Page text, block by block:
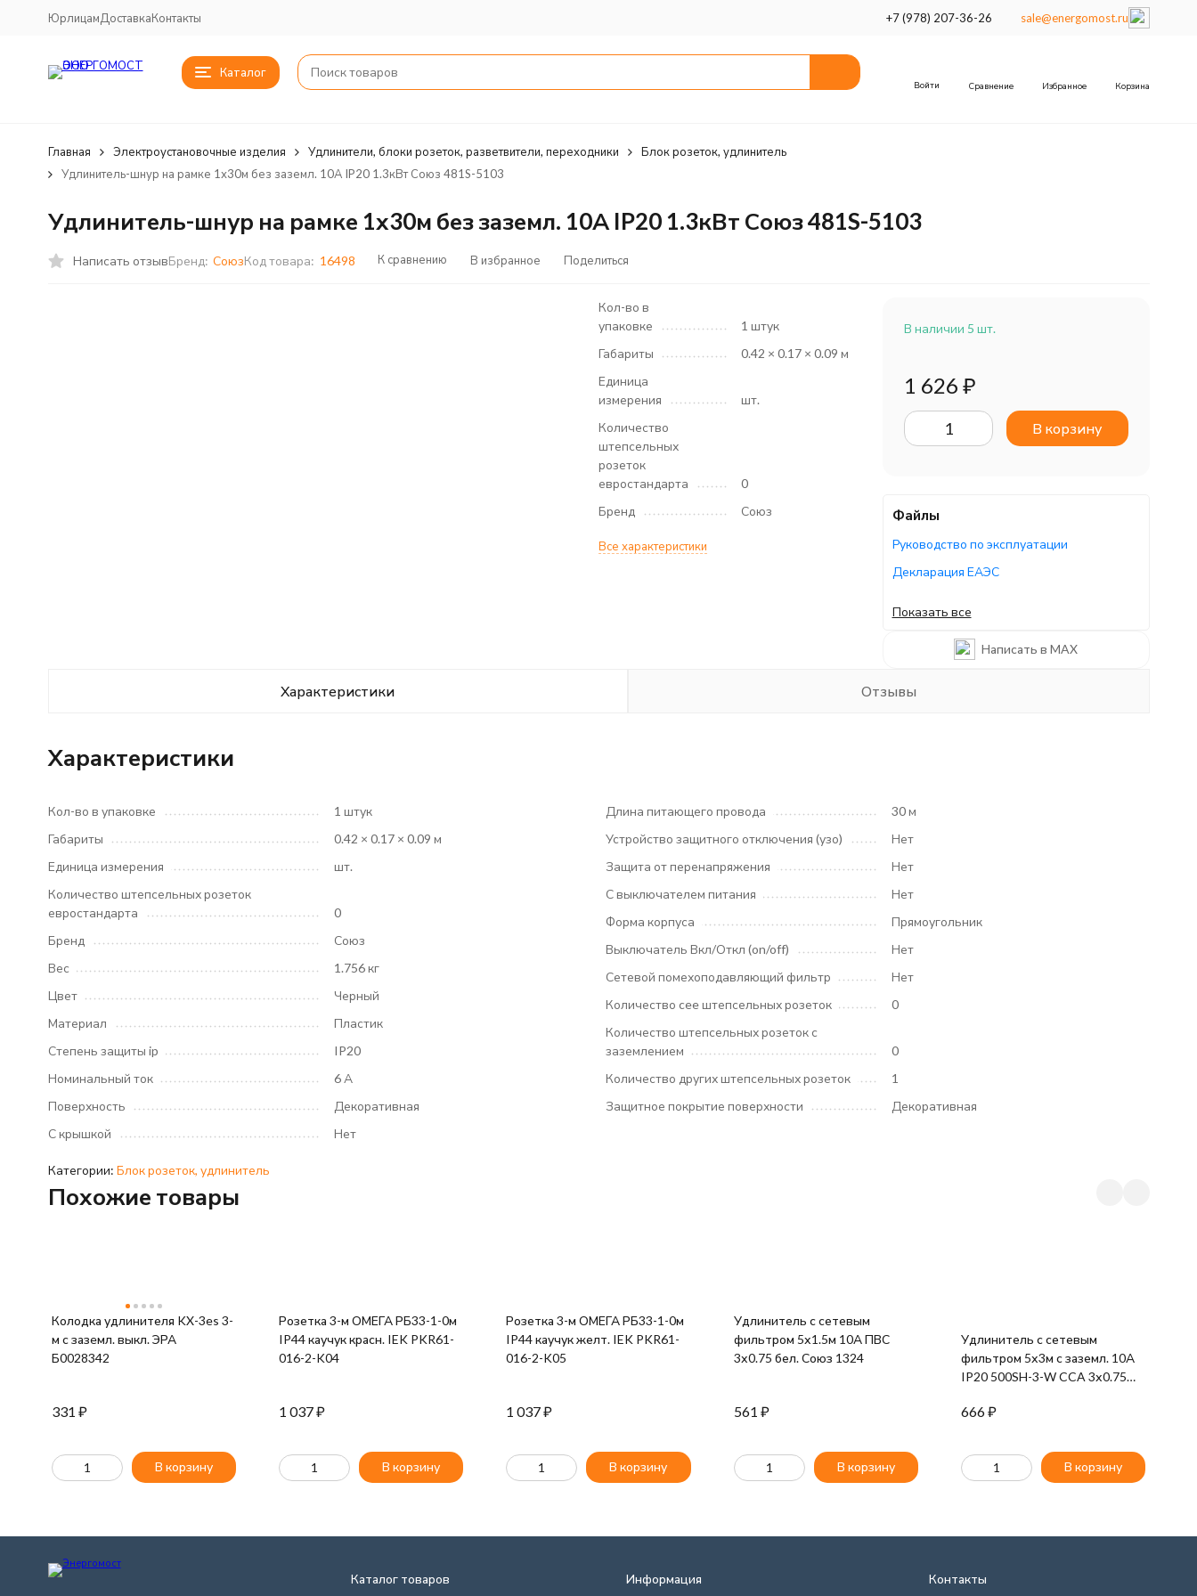
ЮрлицамДоставкаКонтакты +7 (978) 207-36-26 sale@energomost.ru
Каталог
Войти Сравнение Избранное Корзина
Главная Электроустановочные изделия Удлинители, блоки розеток, разветвители, переходники
Блок розеток, удлинитель
Удлинитель-шнур на рамке 1х30м без заземл. 10А IP20 1.3кВт Союз 481S-5103
Удлинитель-шнур на рамке 1х30м без заземл. 10А IP20 1.3кВт Союз 481S-5103
Написать отзывБренд: СоюзКод товара: 16498 К сравнению В избранное Поделиться
Кол-во в
упаковке
1 штук
Габариты
0.42 × 0.17 × 0.09 м
Единица
измерения
шт.
Количество
штепсельных
розеток
евростандарта
0
Бренд
Союз
Все характеристики
В наличии 5 шт.
1 626 ₽
В корзину
Файлы
Руководство по эксплуатации
Декларация ЕАЭС
Показать все
Написать в MAX
Характеристики Отзывы
Характеристики
Кол-во в упаковке
1 штук
Габариты
0.42 × 0.17 × 0.09 м
Единица измерения
шт.
Количество штепсельных розеток
евростандарта
0
Бренд
Союз
Вес
1.756 кг
Цвет
Черный
Материал
Пластик
Степень защиты ip
IP20
Номинальный ток
6 А
Поверхность
Декоративная
С крышкой
Нет
Длина питающего провода
30 м
Устройство защитного отключения (узо)
Нет
Защита от перенапряжения
Нет
С выключателем питания
Нет
Форма корпуса
Прямоугольник
Выключатель Вкл/Откл (on/off)
Нет
Сетевой помехоподавляющий фильтр
Нет
Количество cee штепсельных розеток
0
Количество штепсельных розеток с
заземлением
0
Количество других штепсельных розеток
1
Защитное покрытие поверхности
Декоративная
Категории: Блок розеток, удлинитель
Похожие товары
Колодка удлинителя KX-3es 3-
м с зазeмл. выкл. ЭРА
Б0028342
331 ₽
В корзину
Розетка 3-м ОМЕГА РБ33-1-0м
IP44 каучук красн. IEK PKR61-
016-2-K04
1 037₽
В корзину
Розетка 3-м ОМЕГА РБ33-1-0м
IP44 каучук желт. IEK PKR61-
016-2-K05
1 037₽
В корзину
Удлинитель с сетевым
фильтром 5х1.5м 10А ПВС
3х0.75 бел. Союз 1324
561 ₽
В корзину
Удлинитель с сетевым
фильтром 5х3м с заземл. 10А
IP20 500SH-3-W CCA 3х0.75
666₽
В корзину
Каталог товаров Информация Контакты